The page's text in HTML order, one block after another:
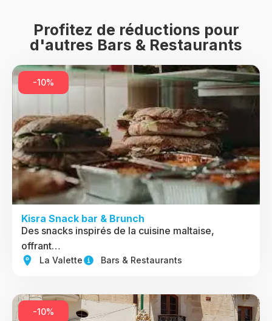
Profitez de réductions pour
d'autres Bars & Restaurants
-10%
Kisra Snack bar & Brunch
Des snacks inspirés de la cuisine maltaise,
offrant…
La Valette Bars & Restaurants
-10%